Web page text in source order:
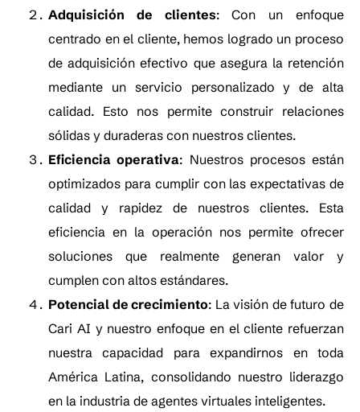
Adquisición de clientes: Con un enfoque
centrado en el cliente, hemos logrado un proceso
de adquisición efectivo que asegura la retención
mediante un servicio personalizado y de alta
calidad. Esto nos permite construir relaciones
sólidas y duraderas con nuestros clientes.
Eficiencia operativa: Nuestros procesos están
optimizados para cumplir con las expectativas de
calidad y rapidez de nuestros clientes. Esta
eficiencia en la operación nos permite ofrecer
soluciones que realmente generan valor y
cumplen con altos estándares.
Potencial de crecimiento: La visión de futuro de
Cari AI y nuestro enfoque en el cliente refuerzan
nuestra capacidad para expandirnos en toda
América Latina, consolidando nuestro liderazgo
en la industria de agentes virtuales inteligentes.